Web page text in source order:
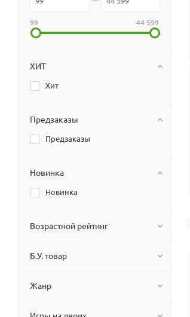
99 44 599
ХИТ
Хит
Предзаказы
Предзаказы
Новинка
Новинка
Возрастной рейтинг
Б.У. товар
Жанр